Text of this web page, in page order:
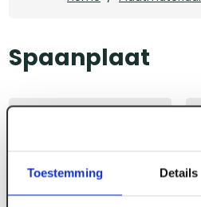
Toestemming Details
Spaanplaat